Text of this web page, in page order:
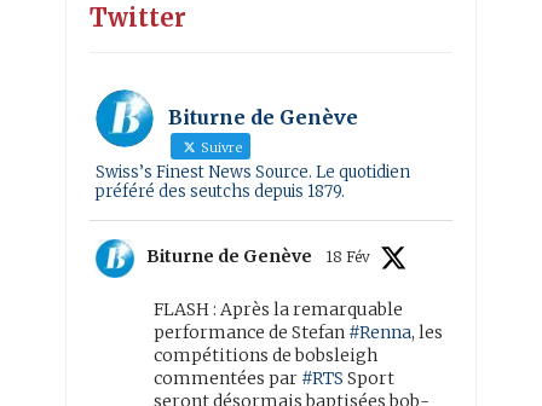
Twitter
Biturne de Genève
Suivre
Swiss’s Finest News Source. Le quotidien
préféré des seutchs depuis 1879.
Biturne de Genève 18 Fév
FLASH : Après la remarquable
performance de Stefan #Renna, les
compétitions de bobsleigh
commentées par #RTS Sport
seront désormais baptisées bob-